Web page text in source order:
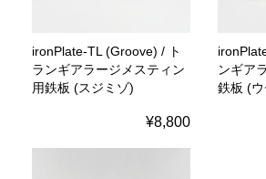
ironPlate-TL (Groove) / ト
ランギアラージメスティン
用鉄板 (スジミゾ)
¥8,800
ンギア
鉄板 (